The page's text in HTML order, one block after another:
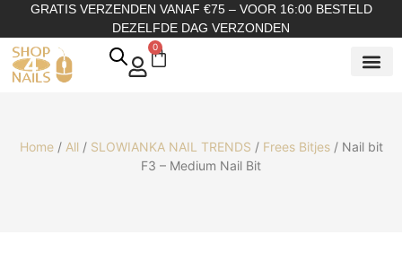
GRATIS VERZENDEN VANAF €75 – VOOR 16:00 BESTELD
DEZELFDE DAG VERZONDEN
0
Home/ All / SLOWIANKA NAIL TRENDS / Frees Bitjes/ Nail bit
F3 – Medium Nail Bit